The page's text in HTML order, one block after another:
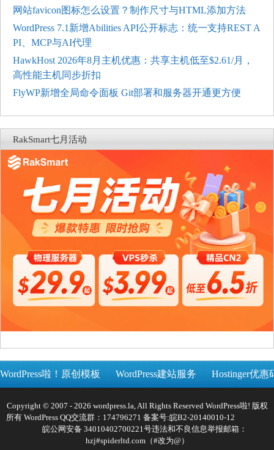
网站favicon图标怎么设置？制作尺寸与HTML添加方法
WordPress 7.1新增Abilities API公开标志：统一支持REST A
PI、MCP与AI代理
HawkHost 2026年8月主机优惠：共享主机低至$2.61/月，
高性能主机同步折扣
FlyWP新增全局命令面板 Git部署和服务器开通更方便
RakSmart七月活动
WordPress啦！原创模板 WordPress建站服务 Hostinger优惠
Copyright © 2007 - 2026 wordpress.la, All Rights Reserved WordPress啦! 版权
所有 WordPress QQ交流群：174796271 备案号:皖B2-20140010-12
皖公网安备 34010402700221号违法和不良信息举报邮箱：
hzj#spiderltd.com（#改为@）